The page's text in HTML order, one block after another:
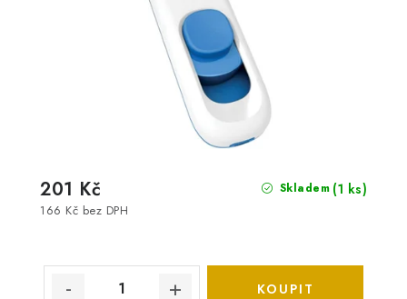
Skladem (1 ks)
166 Kč bez DPH
201 Kč